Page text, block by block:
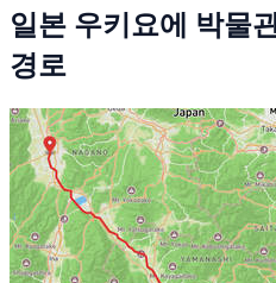
일본 우키요에 박물
경로